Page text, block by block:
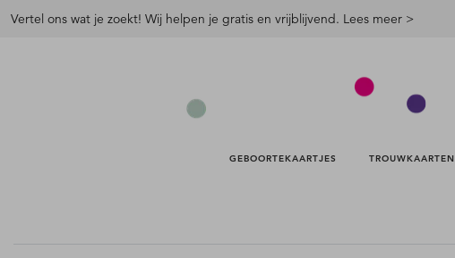
Vertel ons wat je zoekt! Wij helpen je gratis en vrijblijvend. Lees meer >
GEBOORTEKAARTJES TROUWKAARTEN